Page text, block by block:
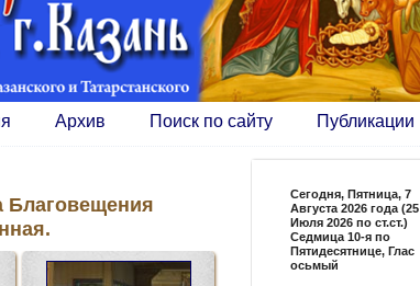
Архив Поиск по сайту Публикации
Благовещения
Сегодня, Пятница, 7
Августа 2026 года (25
Июля 2026 по ст.ст.)
Седмица 10-я по
Пятидесятнице, Глас
осьмый